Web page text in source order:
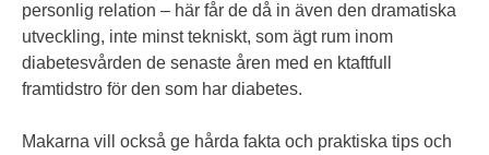
personlig relation – här får de då in även den dramatiska
utveckling, inte minst tekniskt, som ägt rum inom
diabetesvården de senaste åren med en ktaftfull
framtidstro för den som har diabetes.
Makarna vill också ge hårda fakta och praktiska tips och